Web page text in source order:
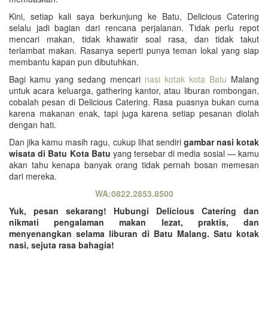
Kini, setiap kali saya berkunjung ke Batu, Delicious Catering
selalu jadi bagian dari rencana perjalanan. Tidak perlu repot
mencari makan, tidak khawatir soal rasa, dan tidak takut
terlambat makan. Rasanya seperti punya teman lokal yang siap
membantu kapan pun dibutuhkan.
Bagi kamu yang sedang mencari nasi kotak kota Batu Malang
untuk acara keluarga, gathering kantor, atau liburan rombongan,
cobalah pesan di Delicious Catering. Rasa puasnya bukan cuma
karena makanan enak, tapi juga karena setiap pesanan diolah
dengan hati.
Dan jika kamu masih ragu, cukup lihat sendiri gambar nasi kotak
wisata di Batu Kota Batu yang tersebar di media sosial — kamu
akan tahu kenapa banyak orang tidak pernah bosan memesan
dari mereka.
WA:0822.2853.8500
Yuk, pesan sekarang! Hubungi Delicious Catering dan
nikmati pengalaman makan lezat, praktis, dan
menyenangkan selama liburan di Batu Malang. Satu kotak
nasi, sejuta rasa bahagia!